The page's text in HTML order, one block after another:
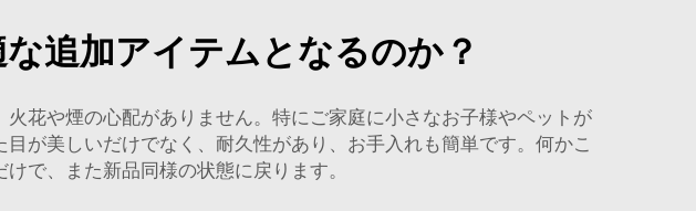
追加アイテムとなるのか？
花や煙の心配がありません。特にご家庭に小さなお子様やペットが
が美しいだけでなく、耐久性があり、お手入れも簡単です。何かこ
で、また新品同様の状態に戻ります。